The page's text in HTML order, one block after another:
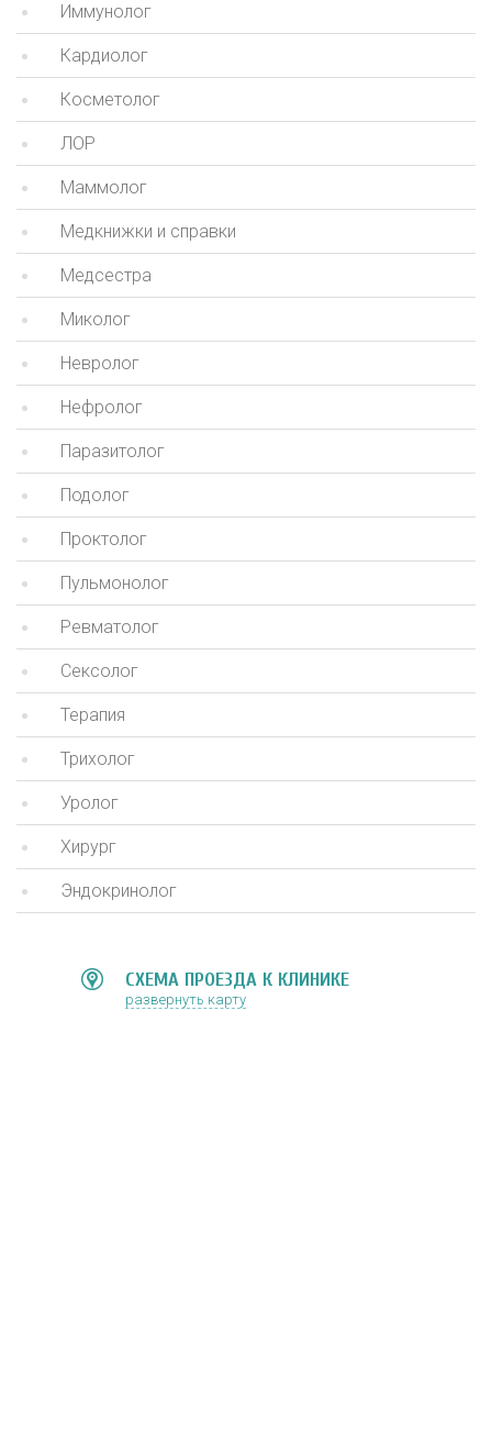
Иммунолог
Кардиолог
Косметолог
ЛОР
Маммолог
Медкнижки и справки
Медсестра
Миколог
Невролог
Нефролог
Паразитолог
Подолог
Проктолог
Пульмонолог
Ревматолог
Сексолог
Терапия
Трихолог
Уролог
Хирург
Эндокринолог
СХЕМА ПРОЕЗДА К КЛИНИКЕ
развернуть карту